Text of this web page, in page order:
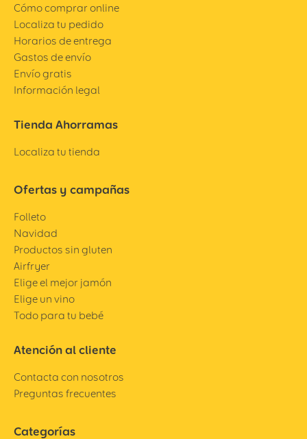
Cómo comprar online
Localiza tu pedido
Horarios de entrega
Gastos de envío
Envío gratis
Información legal
Tienda Ahorramas
Localiza tu tienda
Ofertas y campañas
Folleto
Navidad
Productos sin gluten
Airfryer
Elige el mejor jamón
Elige un vino
Todo para tu bebé
Atención al cliente
Contacta con nosotros
Preguntas frecuentes
Categorías